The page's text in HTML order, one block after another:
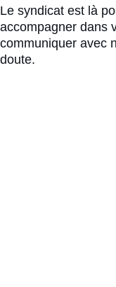
Le syndicat est là
accompagner dans
communiquer avec
doute.